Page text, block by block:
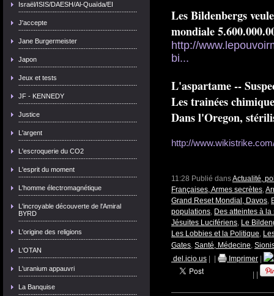
Israël/ISIS/DAESH/Al-Quaïda/EI
J'accepte
Jane Burgermeister
Japon
Jeux et tests
JF - KENNEDY
Justice
L'argent
L'escroquerie du CO2
L'esprit du moment
L'homme électromagnétique
L'incroyable découverte de l'Amiral
BYRD
L'origine des religions
L'OTAN
L'uranium appauvri
La Banquise
Les Bildenbergs
mondiale
http://
bi...
L'aspartame --
Les trainées
Dans l'Oregon,
http://
11:28 Publié dansActualité,
Françaises, Armes secrètes,
Grand Reset Mondial, Davos,
populations, Des atteintes à la
Jésuites Lucifériens, Le
Les Lobbies et la Politique,
Gates, Santé, Médecine,
del.icio.us
Imprimer